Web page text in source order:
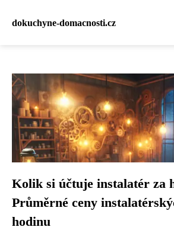
dokuchyne-domacnosti.cz
Kolik si účtuje instalatér za
Průměrné ceny
hodinu